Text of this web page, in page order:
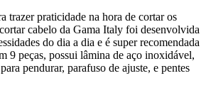
trazer praticidade na hora de cortar os
cabelo da Gama Italy foi desenvolvida
do dia a dia e é super recomendada
9 peças, possui lâmina de aço inoxidável,
pendurar, parafuso de ajuste, e pentes